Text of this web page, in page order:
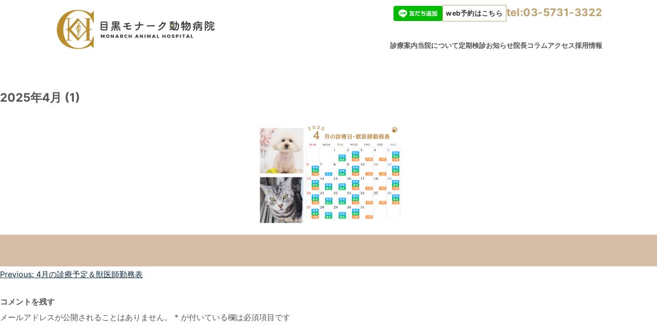
web予約はこちら tel:03-5731-3322
診療案内当院について定期検診お知らせ院長コラムアクセス採用情報
2025年4月 (1)
投
ナ
ビ
Previous: 4月の診療予定＆獣医師勤務表
コメントを残す
メールアドレスが公開されることはありません。
* が付いている欄は必須項目です